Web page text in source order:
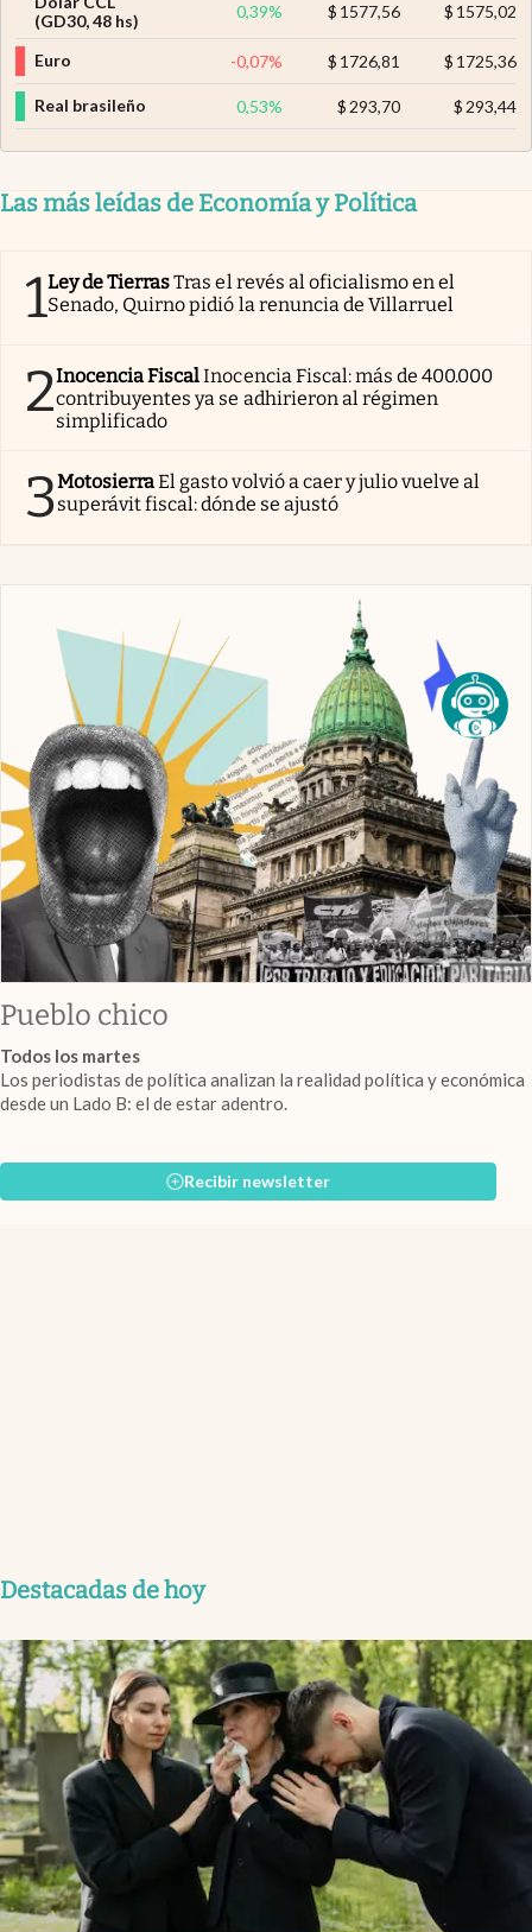
(GD30, 48 hs)
0,39% $ 1577,56 $ 1575,02
Euro -0,07% $ 1726,81 $ 1725,36
Real brasileño 0,53% $ 293,70 $ 293,44
Las más leídas de Economía y Política
1Ley de TierrasTras el revés al oficialismo en el
Senado, Quirno pidió la renuncia de Villarruel
2Inocencia FiscalInocencia Fiscal: más de 400.000
contribuyentes ya se adhirieron al régimen
simplificado
3MotosierraEl gasto volvió a caer y julio vuelve al
superávit fiscal: dónde se ajustó
Pueblo chico
Todos los martes
Los periodistas de política analizan la realidad política y económica
desde un Lado B: el de estar adentro.
Recibir newsletter
Destacadas de hoy